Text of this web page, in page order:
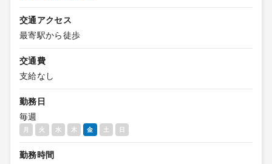
交通アクセス
最寄駅から徒歩
交通費
支給なし
勤務日
毎週
月 火 水 木 金 土 日
勤務時間